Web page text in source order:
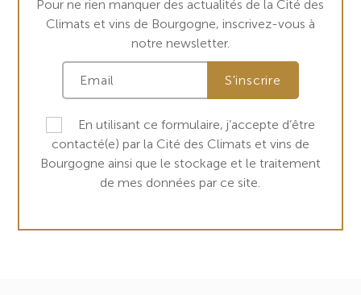
Pour ne rien manquer des actualités de la Cité des
Climats et vins de Bourgogne, inscrivez-vous à
notre newsletter.
En utilisant ce formulaire, j’accepte d’être
contacté(e) par la Cité des Climats et vins de
Bourgogne ainsi que le stockage et le traitement
de mes données par ce site.